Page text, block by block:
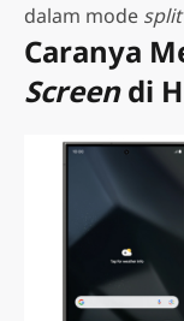
dalam mode
Caranya
Screendi